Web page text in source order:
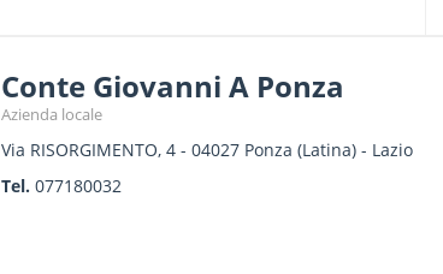
Conte Giovanni A Ponza
Azienda locale
Via RISORGIMENTO, 4- 04027 Ponza (Latina) - Lazio
Tel. 077180032